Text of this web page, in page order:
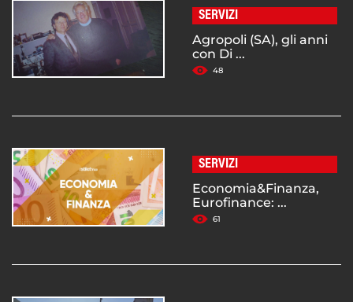
SERVIZI
Agropoli (SA), gli anni
con Di ...
48
SERVIZI
Economia&Finanza,
Eurofinance: ...
61